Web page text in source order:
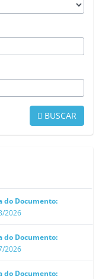
BUSCAR
do Documento:
2026
do Documento:
2026
do Documento: